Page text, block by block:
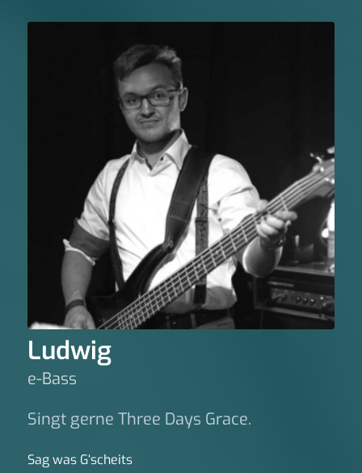
Ludwig
e-Bass
Singt gerne Three Days Grace.
Sag was G‘scheits